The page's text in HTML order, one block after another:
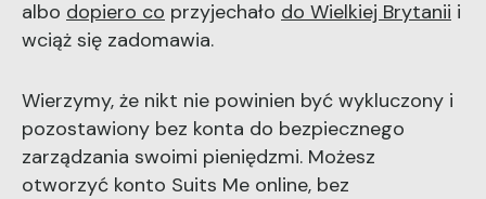
albo dopiero co przyjechało do Wielkiej Brytanii i
wciąż się zadomawia.
Wierzymy, że nikt nie powinien być wykluczony i
pozostawiony bez konta do bezpiecznego
zarządzania swoimi pieniędzmi. Możesz
otworzyć konto Suits Me online, bez